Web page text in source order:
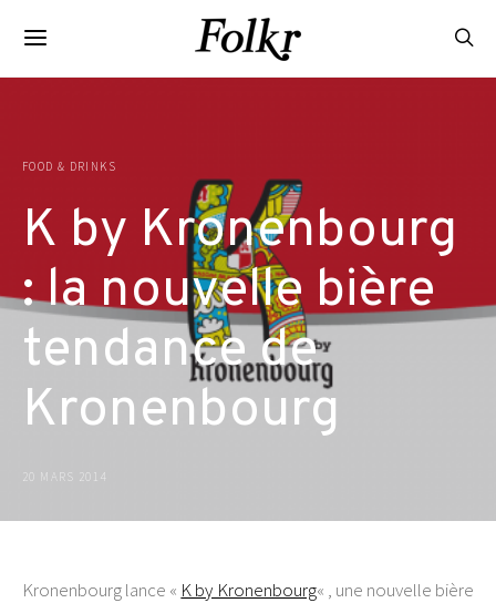
FOOD & DRINKS
K by Kronenbourg
: la nouvelle bière
tendance de
Kronenbourg
20 MARS 2014
Kronenbourg lance « K by Kronenbourg« , une nouvelle bière